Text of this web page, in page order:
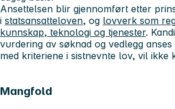
Ansettelsen blir gjennomført etter
i statsansatteloven, og lovverk som
kunnskap, teknologi og tjenester.
vurdering av søknad og vedlegg
med kriteriene i sistnevnte lov, vil ikke
Mangfold